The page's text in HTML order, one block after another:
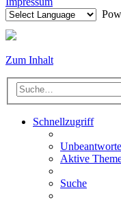
Zum Inhalt
Schnellzugriff
Aktive
Suche